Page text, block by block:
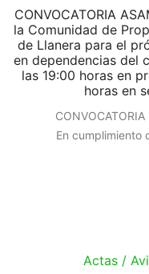
CONVOCATORIA
la Comunidad de
de Llanera para el
en dependencias del
las 19:00 horas en
horas en
CONVOCATORIA DE
En cumplimiento de
Actas /